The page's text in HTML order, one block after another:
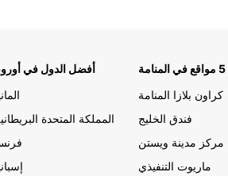
أفضل الدول في
المملكة المتحدة
كراون بلازا المنامة
فندق الخليج
مركز مدينة ويستن
ماريوت التنفيذي